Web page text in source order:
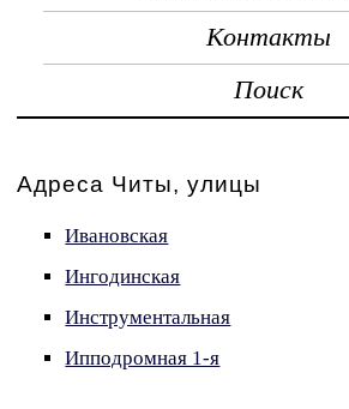
Контакты
Поиск
Адреса Читы, улицы
Ивановская
Ингодинская
Инструментальная
Ипподромная 1-я